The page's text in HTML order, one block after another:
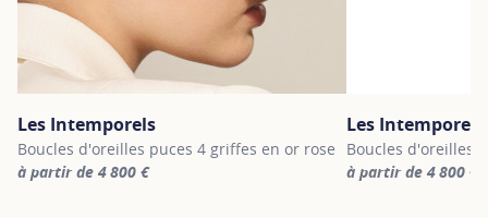
Les Intemporels
Boucles d'oreilles puces 4 griffes en or rose
à partir de 4 800 €
Les Intemporels
Boucles d'oreilles
à partir de 4 800 €